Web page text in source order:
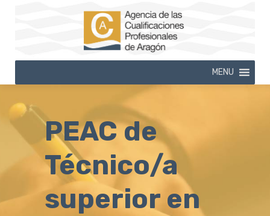
MENU
PEAC de
Técnico/a
superior en